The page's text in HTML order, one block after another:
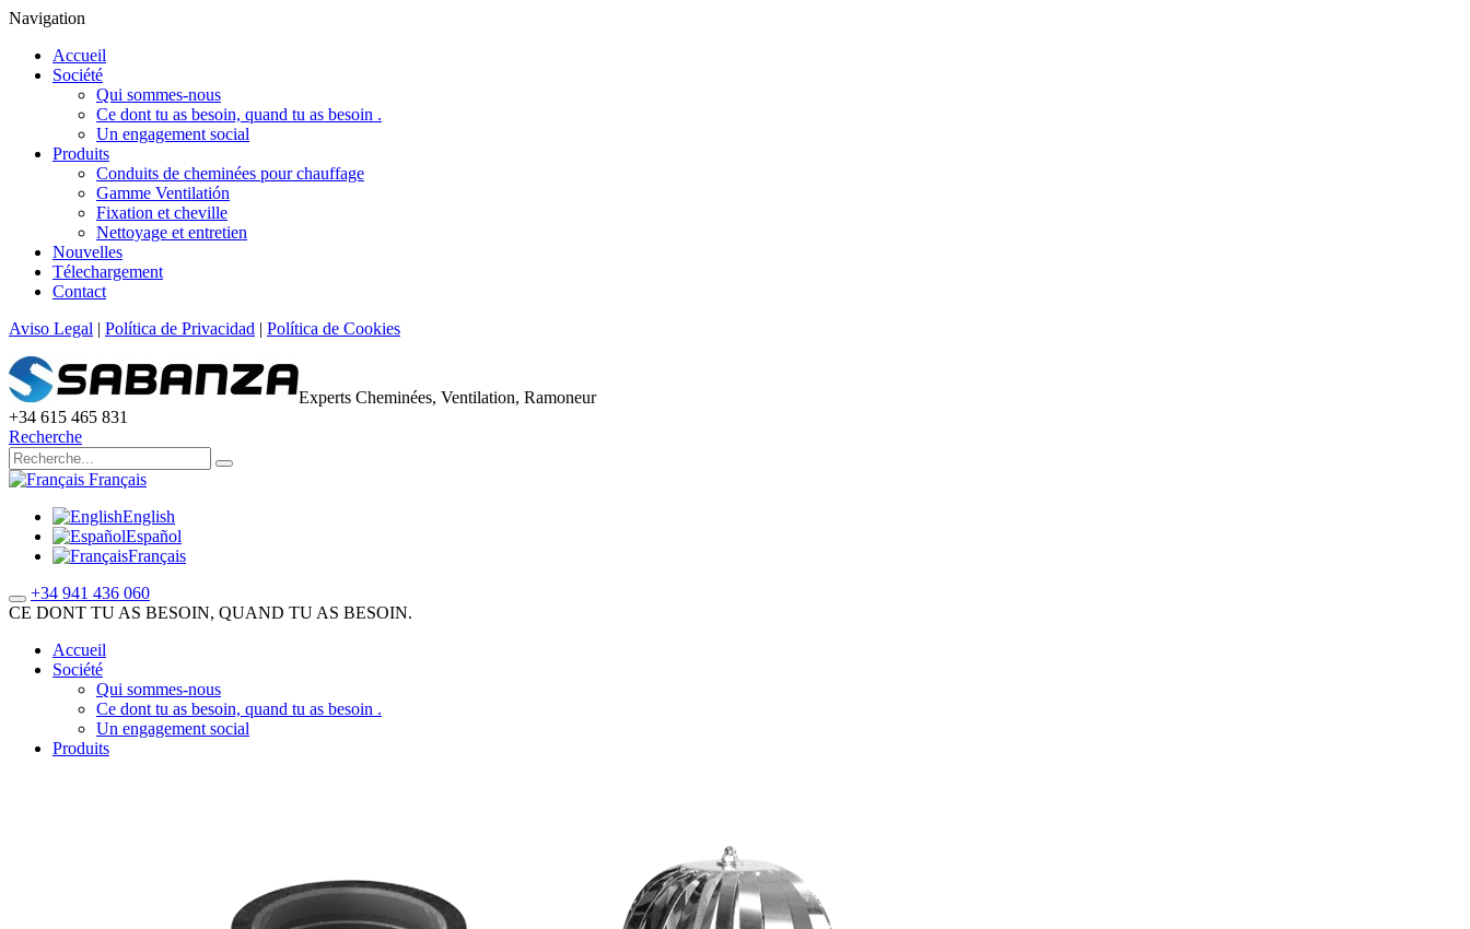
Navigation
Accueil
Société
Qui sommes-nous
Ce dont tu as besoin, quand tu as besoin .
Un engagement social
Produits
Conduits de cheminées pour chauffage
Gamme Ventilatión
Fixation et cheville
Nettoyage et entretien
Nouvelles
Télechargement
Contact
Aviso Legal | Política de Privacidad | Política de Cookies
Experts Cheminées, Ventilation, Ramoneur
+34 615 465 831
Recherche
Français
English
Español
Français
+34 941 436 060
CE DONT TU AS BESOIN, QUAND TU AS BESOIN.
Accueil
Société
Qui sommes-nous
Ce dont tu as besoin, quand tu as besoin .
Un engagement social
Produits